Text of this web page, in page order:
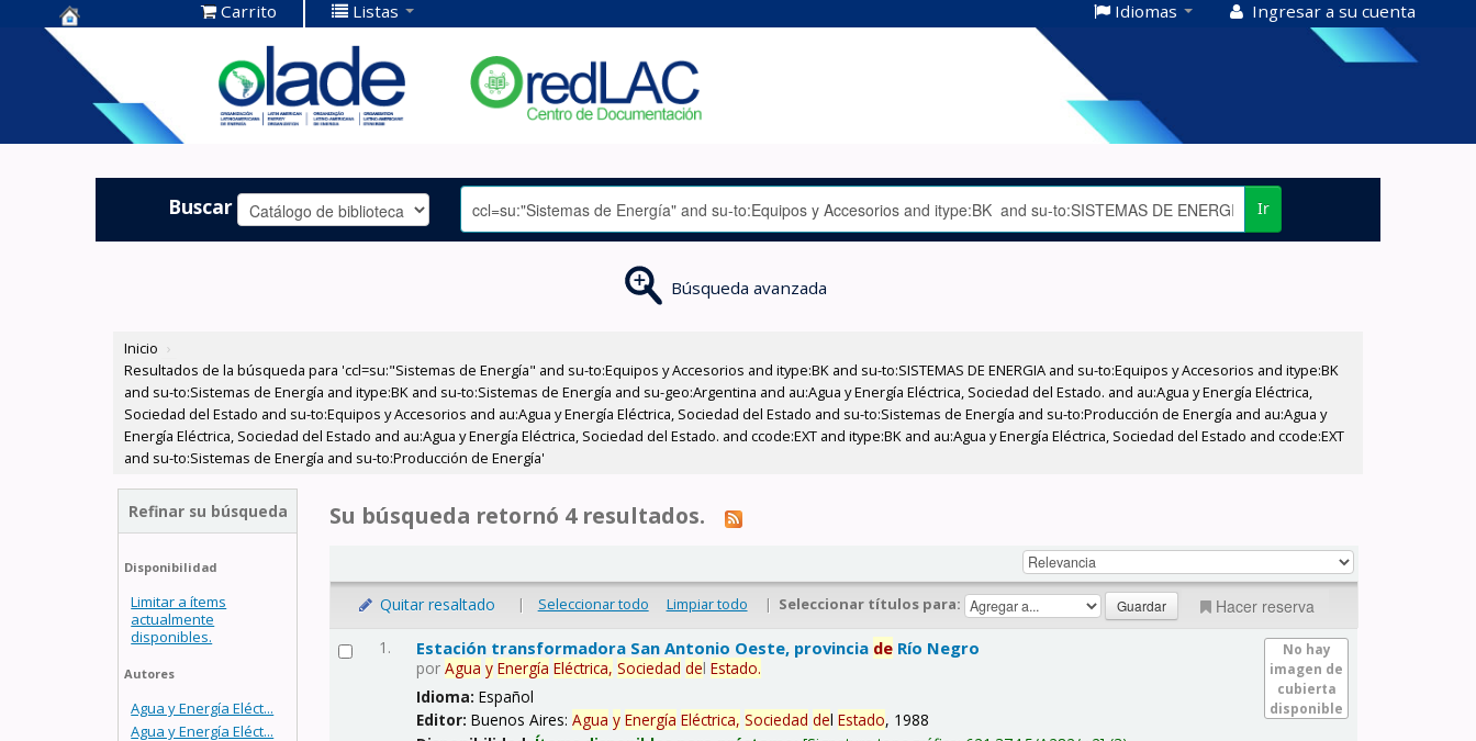
Centro de
Documentación
OLADE -
Carrito Listas Idiomas Ingresar a su cuenta
Buscar Ir
Búsqueda avanzada
Inicio ›
Resultados de la búsqueda para 'ccl=su:"Sistemas de Energía" and su-to:Equipos y Accesorios and itype:BK and su-to:SISTEMAS DE ENERGIA and su-to:Equipos y Accesorios and itype:BK
and su-to:Sistemas de Energía and itype:BK and su-to:Sistemas de Energía and su-geo:Argentina and au:Agua y Energía Eléctrica, Sociedad del Estado. and au:Agua y Energía Eléctrica,
Sociedad del Estado and su-to:Equipos y Accesorios and au:Agua y Energía Eléctrica, Sociedad del Estado and su-to:Sistemas de Energía and su-to:Producción de Energía and au:Agua y
Energía Eléctrica, Sociedad del Estado and au:Agua y Energía Eléctrica, Sociedad del Estado. and ccode:EXT and itype:BK and au:Agua y Energía Eléctrica, Sociedad del Estado and ccode:EXT
and su-to:Sistemas de Energía and su-to:Producción de Energía'
Refinar su búsqueda
Disponibilidad
Limitar a ítems
actualmente
disponibles.
Autores
Agua y Energía Eléct...
Agua y Energía Eléct...
Su búsqueda retornó 4 resultados.
Quitar resaltado | Seleccionar todo Limpiar todo | Seleccionar títulos para: Hacer reserva
1.
No hay
imagen de
cubierta
disponible
Estación transformadora San Antonio Oeste, provincia de Río Negro
porAgua y Energía Eléctrica, Sociedad delEstado.
Idioma:Español
Editor:Buenos Aires:Agua y Energía Eléctrica, Sociedad delEstado, 1988